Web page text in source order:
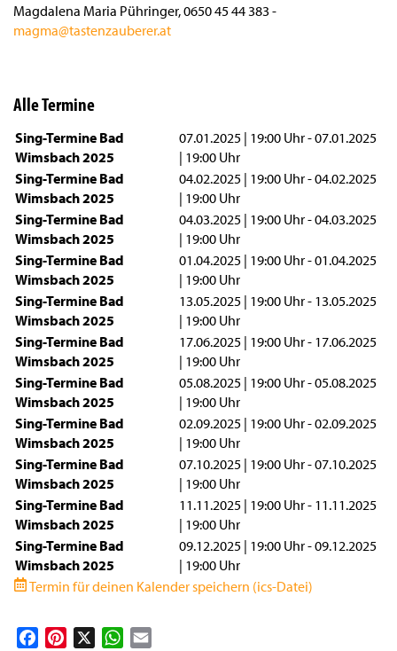
Magdalena Maria Pühringer, 0650 45 44 383 -
magma@tastenzauberer.at
Alle Termine
Sing-Termine Bad
Wimsbach 2025
07.01.2025 | 19:00 Uhr - 07.01.2025
| 19:00 Uhr
Sing-Termine Bad
Wimsbach 2025
04.02.2025 | 19:00 Uhr - 04.02.2025
| 19:00 Uhr
Sing-Termine Bad
Wimsbach 2025
04.03.2025 | 19:00 Uhr - 04.03.2025
| 19:00 Uhr
Sing-Termine Bad
Wimsbach 2025
01.04.2025 | 19:00 Uhr - 01.04.2025
| 19:00 Uhr
Sing-Termine Bad
Wimsbach 2025
13.05.2025 | 19:00 Uhr - 13.05.2025
| 19:00 Uhr
Sing-Termine Bad
Wimsbach 2025
17.06.2025 | 19:00 Uhr - 17.06.2025
| 19:00 Uhr
Sing-Termine Bad
Wimsbach 2025
05.08.2025 | 19:00 Uhr - 05.08.2025
| 19:00 Uhr
Sing-Termine Bad
Wimsbach 2025
02.09.2025 | 19:00 Uhr - 02.09.2025
| 19:00 Uhr
Sing-Termine Bad
Wimsbach 2025
07.10.2025 | 19:00 Uhr - 07.10.2025
| 19:00 Uhr
Sing-Termine Bad
Wimsbach 2025
11.11.2025 | 19:00 Uhr - 11.11.2025
| 19:00 Uhr
Sing-Termine Bad
Wimsbach 2025
09.12.2025 | 19:00 Uhr - 09.12.2025
| 19:00 Uhr
Termin für deinen Kalender speichern (ics-Datei)
FacebookPinterest WhatsApp